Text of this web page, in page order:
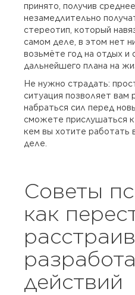
принято, получив
незамедлительно
стереотип, который
самом деле, в этом нет
возьмёте год на отдых и
дальнейшего плана на
Не нужно страдать:
ситуация позволяет вам
набраться сил перед
сможете прислушаться к
кем вы хотите работать
деле.
Советы
как
действий